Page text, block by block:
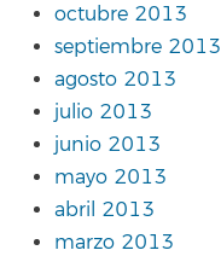
octubre 2013
septiembre 2013
agosto 2013
julio 2013
junio 2013
mayo 2013
abril 2013
marzo 2013